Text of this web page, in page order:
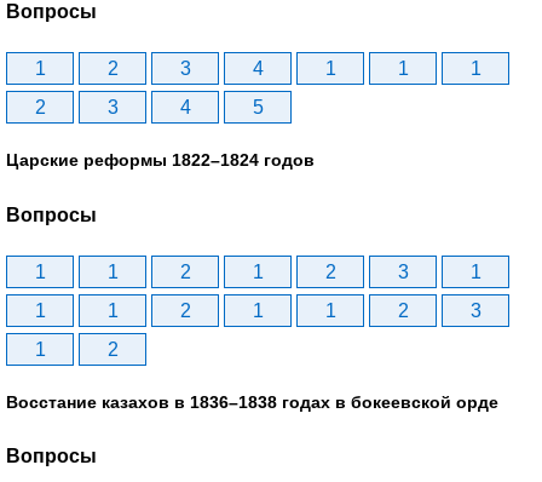
Вопросы
1 2 3 4 1 1
1
2
3 4 5
Царские реформы 1822–1824 годов
Вопросы
1 1 2 1 2 3
1
1
1 2 1 1 2
3
1
2
Восстание казахов в 1836–1838 годах в бокеевской орде
Вопросы